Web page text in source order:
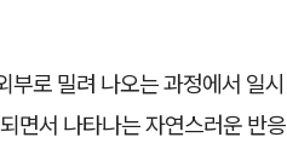
부로 밀려 나오는 과정에서 일시
면서 나타나는 자연스러운 반응